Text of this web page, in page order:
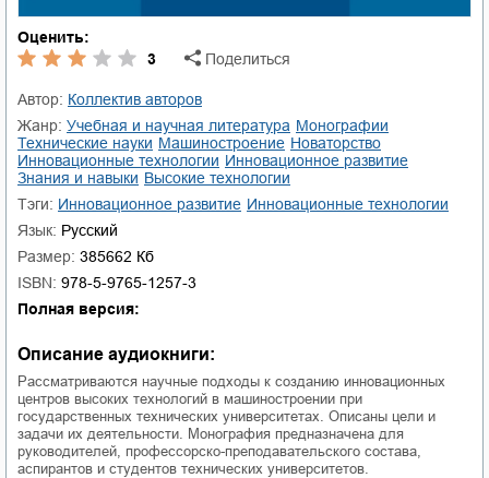
Оценить:
3
Поделиться
Автор:
Коллектив авторов
Жанр:
учебная и научная литература
монографии
технические науки
машиностроение
новаторство
инновационные технологии
инновационное развитие
знания и навыки
высокие технологии
Тэги:
инновационное развитие
инновационные технологии
Язык: Русский
Размер: 385662 Кб
ISBN: 978-5-9765-1257-3
Полная версия:
Описание аудиокниги:
Рассматриваются научные подходы к созданию инновационных
центров высоких технологий в машиностроении при
государственных технических университетах. Описаны цели и
задачи их деятельности. Монография предназначена для
руководителей, профессорско-преподавательского состава,
аспирантов и студентов технических университетов.